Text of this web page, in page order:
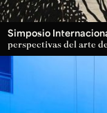
Simposio
perspectivas del arte